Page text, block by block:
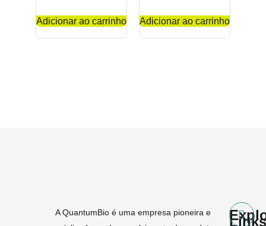
Adicionar ao carrinho Adicionar ao carrinho
A QuantumBio é uma empresa pioneira e
Links